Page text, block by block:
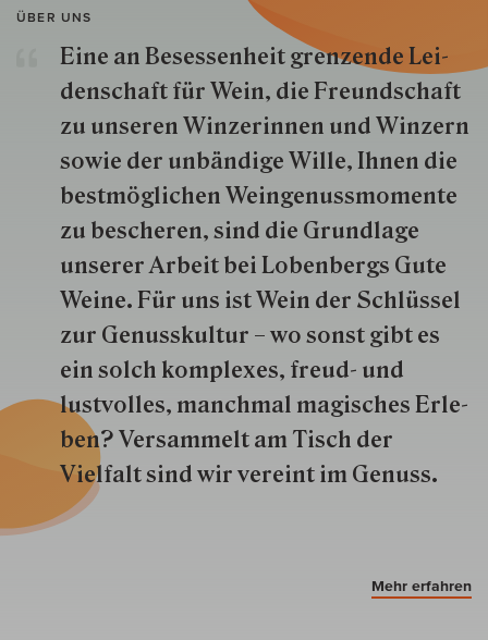
ÜBER UNS
Eine an Besessenheit gren­zende Lei­
den­schaft für Wein, die Freund­schaft
zu unseren Win­zer­innen und Win­zern
so­wie der un­bän­dige Wille, Ihnen die
best­mög­lich­en Wein­genuss­momente
zu besche­ren, sind die Grund­lage
unserer Arbeit bei Lobenbergs Gute
Weine. Für uns ist Wein der Schlüs­sel
zur Genuss­kultur – wo sonst gibt es
ein solch kom­plexes, freud- und
lustvolles, manchmal ma­gisch­es Er­le­
ben? Versammelt am Tisch der
Vielfalt sind wir ver­eint im Genuss.
Mehr erfahren